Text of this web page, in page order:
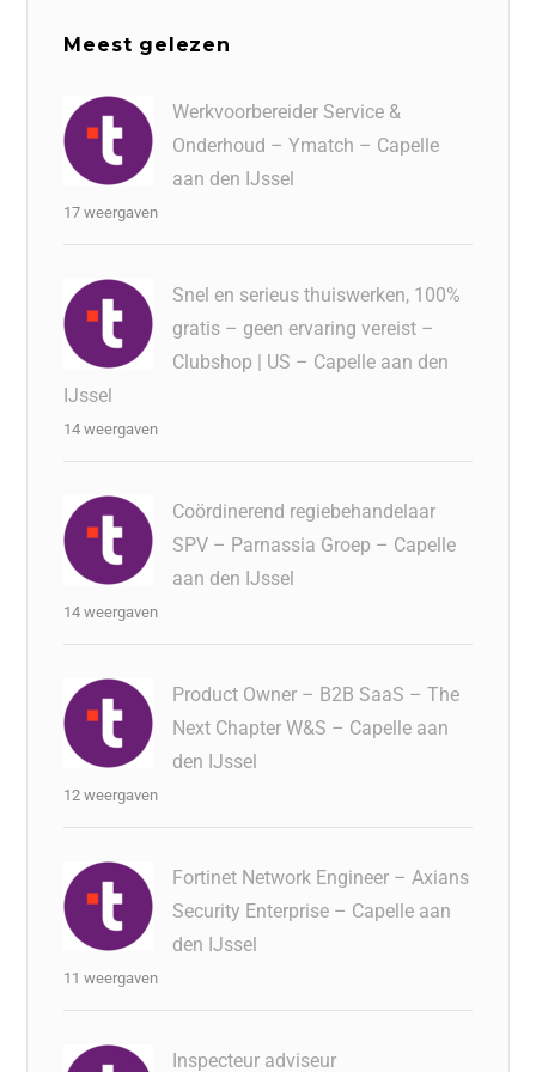
Meest gelezen
Werkvoorbereider Service &
Onderhoud – Ymatch – Capelle
aan den IJssel
17 weergaven
Snel en serieus thuiswerken, 100%
gratis – geen ervaring vereist –
Clubshop | US – Capelle aan den
IJssel
14 weergaven
Coördinerend regiebehandelaar
SPV – Parnassia Groep – Capelle
aan den IJssel
14 weergaven
Product Owner – B2B SaaS – The
Next Chapter W&S – Capelle aan
den IJssel
12 weergaven
Fortinet Network Engineer – Axians
Security Enterprise – Capelle aan
den IJssel
11 weergaven
Inspecteur adviseur